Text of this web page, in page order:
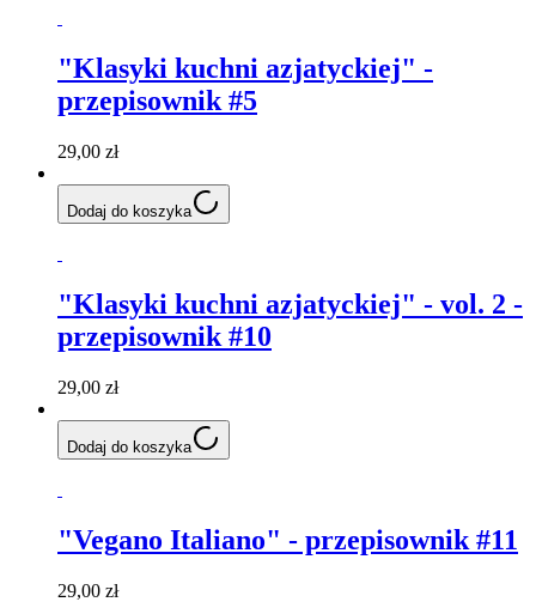
"Klasyki kuchni azjatyckiej" -
przepisownik #5
29,00 zł
Dodaj do koszyka
"Klasyki kuchni azjatyckiej" - vol. 2 -
przepisownik #10
29,00 zł
Dodaj do koszyka
"Vegano Italiano" - przepisownik #11
29,00 zł